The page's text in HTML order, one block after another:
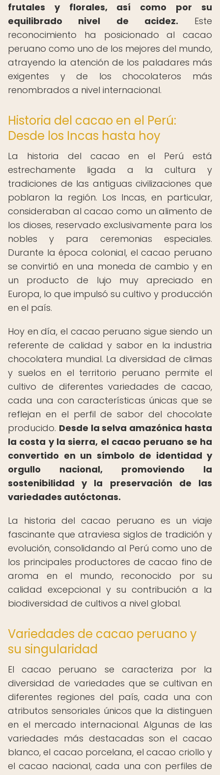
frutales y florales, así como por su
equilibrado nivel de acidez. Este
reconocimiento ha posicionado al cacao
peruano como uno de los mejores del mundo,
atrayendo la atención de los paladares más
exigentes y de los chocolateros más
renombrados a nivel internacional.
Historia del cacao en el Perú:
Desde los Incas hasta hoy
La historia del cacao en el Perú está
estrechamente ligada a la cultura y
tradiciones de las antiguas civilizaciones que
poblaron la región. Los Incas, en particular,
consideraban al cacao como un alimento de
los dioses, reservado exclusivamente para los
nobles y para ceremonias especiales.
Durante la época colonial, el cacao peruano
se convirtió en una moneda de cambio y en
un producto de lujo muy apreciado en
Europa, lo que impulsó su cultivo y producción
en el país.
Hoy en día, el cacao peruano sigue siendo un
referente de calidad y sabor en la industria
chocolatera mundial. La diversidad de climas
y suelos en el territorio peruano permite el
cultivo de diferentes variedades de cacao,
cada una con características únicas que se
reflejan en el perfil de sabor del chocolate
producido. Desde la selva amazónica hasta
la costa y la sierra, el cacao peruano se ha
convertido en un símbolo de identidad y
orgullo nacional, promoviendo la
sostenibilidad y la preservación de las
variedades autóctonas.
La historia del cacao peruano es un viaje
fascinante que atraviesa siglos de tradición y
evolución, consolidando al Perú como uno de
los principales productores de cacao fino de
aroma en el mundo, reconocido por su
calidad excepcional y su contribución a la
biodiversidad de cultivos a nivel global.
Variedades de cacao peruano y
su singularidad
El cacao peruano se caracteriza por la
diversidad de variedades que se cultivan en
diferentes regiones del país, cada una con
atributos sensoriales únicos que la distinguen
en el mercado internacional. Algunas de las
variedades más destacadas son el cacao
blanco, el cacao porcelana, el cacao criollo y
el cacao nacional, cada una con perfiles de